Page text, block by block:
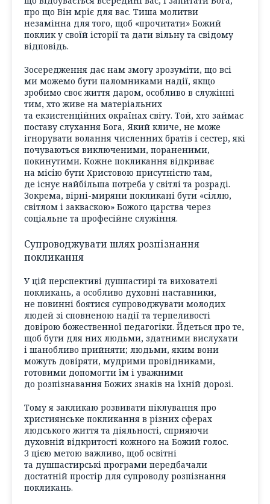
про що Він мріє для вас. Тиша молитви
незамінна для того, щоб «прочитати» Божий
поклик у своїй історії та дати вільну та свідому
відповідь.
Зосередження дає нам змогу зрозуміти, що всі
ми можемо бути паломниками надії, якщо
зробимо своє життя даром, особливо в служінні
тим, хто живе на матеріальних
та екзистенційних окраїнах світу. Той, хто займає
поставу слухання Бога, Який кличе, не може
ігнорувати волання численних братів і сестер, які
почуваються виключеними, пораненими,
покинутими. Кожне покликання відкриває
на місію бути Христовою присутністю там,
де існує найбільша потреба у світлі та розраді.
Зокрема, вірні-миряни покликані бути «сіллю,
світлом і закваскою» Божого царства через
соціальне та професійне служіння.
Супроводжувати шлях розпізнання
покликання
У цій перспективі душпастирі та вихователі
покликань, а особливо духовні наставники,
не повинні боятися супроводжувати молодих
людей зі сповненою надії та терпеливості
довірою божественної педагогіки. Йдеться про те,
щоб бути для них людьми, здатними вислухати
і шанобливо прийняти; людьми, яким вони
можуть довіряти, мудрими провідниками,
готовими допомогти їм і уважними
до розпізнавання Божих знаків на їхній дорозі.
Тому я закликаю розвивати піклування про
християнське покликання в різних сферах
людського життя та діяльності, сприяючи
духовній відкритості кожного на Божий голос.
З цією метою важливо, щоб освітні
та душпастирські програми передбачали
достатній простір для супроводу розпізнання
покликань.